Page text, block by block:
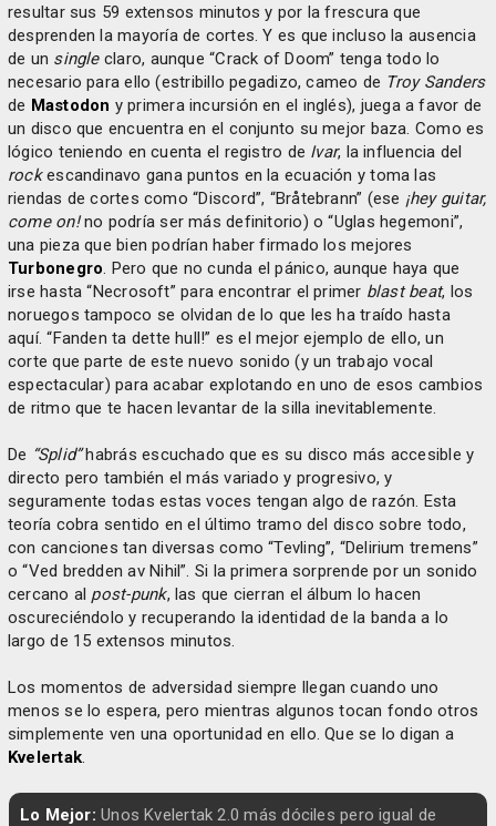
resultar sus 59 extensos minutos y por la frescura que
desprenden la mayoría de cortes. Y es que incluso la ausencia
de un singleclaro, aunque “Crack of Doom” tenga todo lo
necesario para ello (estribillo pegadizo, cameo de Troy Sanders
de Mastodon y primera incursión en el inglés), juega a favor de
un disco que encuentra en el conjunto su mejor baza. Como es
lógico teniendo en cuenta el registro de Ivar, la influencia del
rockescandinavo gana puntos en la ecuación y toma las
riendas de cortes como “Discord”, “Bråtebrann” (ese ¡hey guitar,
come on!no podría ser más definitorio) o “Uglas hegemoni”,
una pieza que bien podrían haber firmado los mejores
Turbonegro. Pero que no cunda el pánico, aunque haya que
irse hasta “Necrosoft” para encontrar el primer blast beat, los
noruegos tampoco se olvidan de lo que les ha traído hasta
aquí. “Fanden ta dette hull!” es el mejor ejemplo de ello, un
corte que parte de este nuevo sonido (y un trabajo vocal
espectacular) para acabar explotando en uno de esos cambios
de ritmo que te hacen levantar de la silla inevitablemente.
De “Splid”habrás escuchado que es su disco más accesible y
directo pero también el más variado y progresivo, y
seguramente todas estas voces tengan algo de razón. Esta
teoría cobra sentido en el último tramo del disco sobre todo,
con canciones tan diversas como “Tevling”, “Delirium tremens”
o “Ved bredden av Nihil”. Si la primera sorprende por un sonido
cercano al post-punk, las que cierran el álbum lo hacen
oscureciéndolo y recuperando la identidad de la banda a lo
largo de 15 extensos minutos.
Los momentos de adversidad siempre llegan cuando uno
menos se lo espera, pero mientras algunos tocan fondo otros
simplemente ven una oportunidad en ello. Que se lo digan a
Kvelertak.
Lo Mejor: Unos Kvelertak 2.0 más dóciles pero igual de